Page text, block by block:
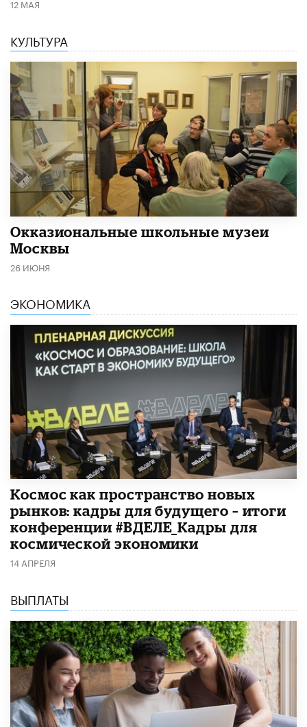
12 МАЯ
КУЛЬТУРА
​Окказиональные школьные музеи
Москвы
26 ИЮНЯ
ЭКОНОМИКА
Космос как пространство новых
рынков: кадры для будущего – итоги
конференции #ВДЕЛЕ_Кадры для
космической экономики
14 АПРЕЛЯ
ВЫПЛАТЫ